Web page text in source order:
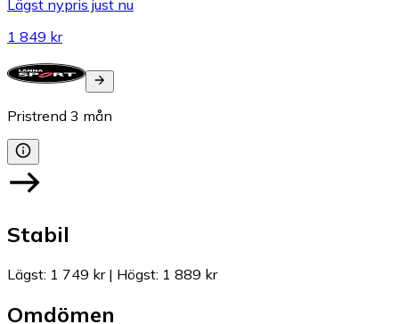
Lägst nypris just nu
1 849 kr
Pristrend 3 mån
Stabil
Lägst: 1 749 kr| Högst: 1 889 kr
Omdömen